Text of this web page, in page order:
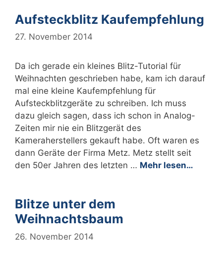
Aufsteckblitz Kaufempfehlung
27. November 2014
Da ich gerade ein kleines Blitz-Tutorial für
Weihnachten geschrieben habe, kam ich darauf
mal eine kleine Kaufempfehlung für
Aufsteckblitzgeräte zu schreiben. Ich muss
dazu gleich sagen, dass ich schon in Analog-
Zeiten mir nie ein Blitzgerät des
Kameraherstellers gekauft habe. Oft waren es
dann Geräte der Firma Metz. Metz stellt seit
den 50er Jahren des letzten … Mehr lesen…
Blitze unter dem
Weihnachtsbaum
26. November 2014